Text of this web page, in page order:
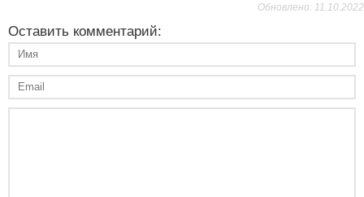
Обновлено: 11.10.2022
Оставить комментарий: